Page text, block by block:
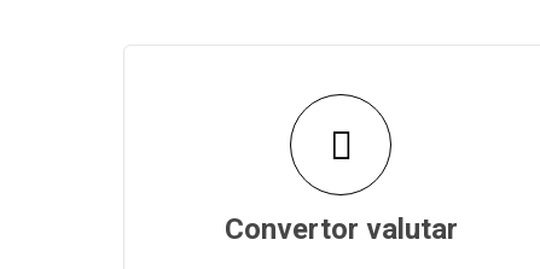
Convertor valutar